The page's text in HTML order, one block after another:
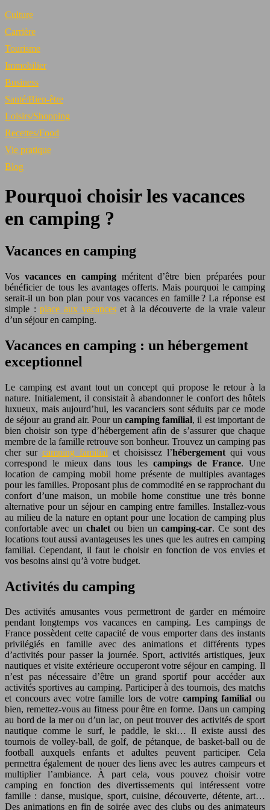
Culture
Carrière
Tourisme
Immobilier
Business
Santé/Bien-être
Loisirs/Shopping
Recettes/Food
Vie pratique
Blog
Pourquoi choisir les vacances
en camping ?
Vacances en camping
Vos vacances en campingméritent d’être bien préparées pour
bénéficier de tous les avantages offerts. Mais pourquoi le camping
serait-il un bon plan pour vos vacances en famille ? La réponse est
simple :place aux vacanceset à la découverte de la vraie valeur
d’un séjour en camping.
Vacances en camping : un hébergement
exceptionnel
Le camping est avant tout un concept qui propose le retour à la
nature. Initialement, il consistait à abandonner le confort des hôtels
luxueux, mais aujourd’hui, les vacanciers sont séduits par ce mode
de séjour au grand air. Pour un camping familial, il est important de
bien choisir son type d’hébergement afin de s’assurer que chaque
membre de la famille retrouve son bonheur. Trouvez un camping pas
cher sur camping familial et choisissez l’hébergement qui vous
correspond le mieux dans tous les campings de France. Une
location de camping mobil home présente de multiples avantages
pour les familles. Proposant plus de commodité en se rapprochant du
confort d’une maison, un mobile home constitue une très bonne
alternative pour un séjour en camping entre familles. Installez-vous
au milieu de la nature en optant pour une location de camping plus
confortable avec un chaletou bien uncamping-car. Ce sont des
locations tout aussi avantageuses les unes que les autres en camping
familial. Cependant, il faut le choisir en fonction de vos envies et
vos besoins ainsi qu’à votre budget.
Activités du camping
Des activités amusantes vous permettront de garder en mémoire
pendant longtemps vos vacances en camping. Les campings de
France possèdent cette capacité de vous emporter dans des instants
privilégiés en famille avec des animations et différents types
d’activités pour passer la journée. Sport, activités artistiques, jeux
nautiques et visite extérieure occuperont votre séjour en camping. Il
n’est pas nécessaire d’être un grand sportif pour accéder aux
activités sportives au camping. Participer à des tournois, des matchs
et concours avec votre famille lors de votre camping familial ou
bien, remettez-vous au fitness pour être en forme. Dans un camping
au bord de la mer ou d’un lac, on peut trouver des activités de sport
nautique comme le surf, le paddle, le ski… Il existe aussi des
tournois de volley-ball, de golf, de pétanque, de basket-ball ou de
football auxquels enfants et adultes peuvent participer. Cela
permettra également de nouer des liens avec les autres campeurs et
multiplier l’ambiance. À part cela, vous pouvez choisir votre
camping en fonction des divertissements qui intéressent votre
famille : danse, musique, sport, cuisine, découverte, détente, art…
Des animations en fin de soirée avec des clubs ou des animateurs